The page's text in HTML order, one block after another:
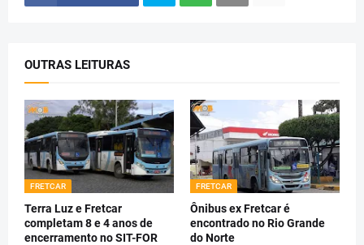
OUTRAS LEITURAS
FRETCAR
Terra Luz e Fretcar
completam 8 e 4 anos de
encerramento no SIT-FOR
FRETCAR
Ônibus ex Fretcar é
encontrado no Rio Grande
do Norte